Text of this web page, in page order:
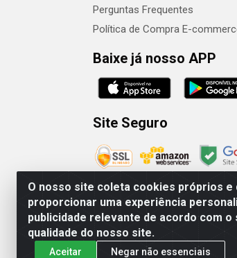
O nosso site coleta cookies próprios
proporcionar uma experiência
publicidade relevante de acordo com
qualidade do nosso site.
Aceitar Negar não essenciais
Perguntas Frequentes
Política de Compra E-
Baixe já nosso APP
Site Seguro
Camaquã Distribuidora Ltda -